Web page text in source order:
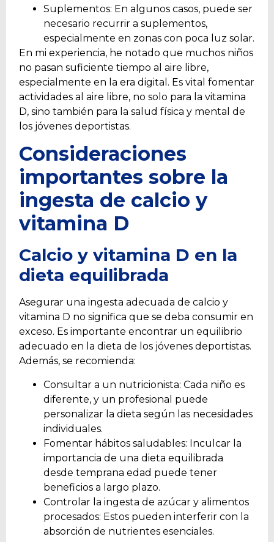
Suplementos: En algunos casos, puede ser
necesario recurrir a suplementos,
especialmente en zonas con poca luz solar.
En mi experiencia, he notado que muchos niños
no pasan suficiente tiempo al aire libre,
especialmente en la era digital. Es vital fomentar
actividades al aire libre, no solo para la vitamina
D, sino también para la salud física y mental de
los jóvenes deportistas.
Consideraciones
importantes sobre la
ingesta de calcio y
vitamina D
Calcio y vitamina D en la
dieta equilibrada
Asegurar una ingesta adecuada de calcio y
vitamina D no significa que se deba consumir en
exceso. Es importante encontrar un equilibrio
adecuado en la dieta de los jóvenes deportistas.
Además, se recomienda:
Consultar a un nutricionista: Cada niño es
diferente, y un profesional puede
personalizar la dieta según las necesidades
individuales.
Fomentar hábitos saludables: Inculcar la
importancia de una dieta equilibrada
desde temprana edad puede tener
beneficios a largo plazo.
Controlar la ingesta de azúcar y alimentos
procesados: Estos pueden interferir con la
absorción de nutrientes esenciales.